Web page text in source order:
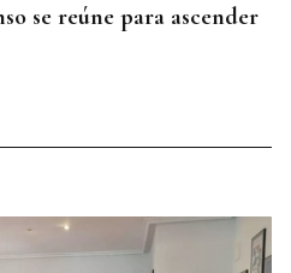
se reúne para ascender